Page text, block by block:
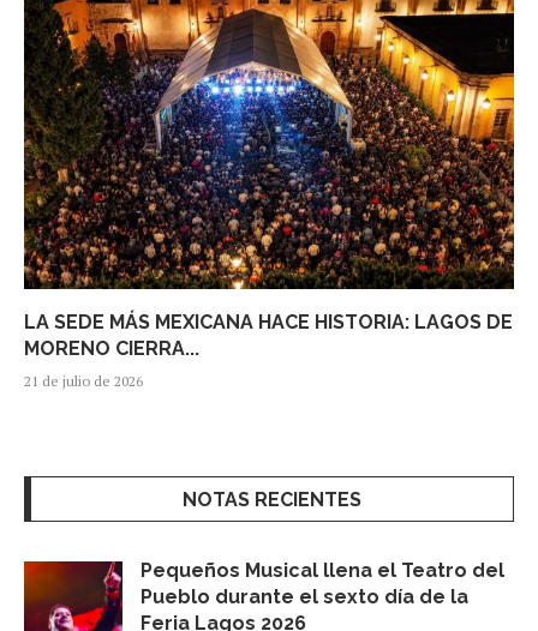
LA SEDE MÁS MEXICANA HACE HISTORIA: LAGOS DE
MORENO CIERRA...
21 de julio de 2026
NOTAS RECIENTES
Pequeños Musical llena el Teatro del
Pueblo durante el sexto día de la
Feria Lagos 2026